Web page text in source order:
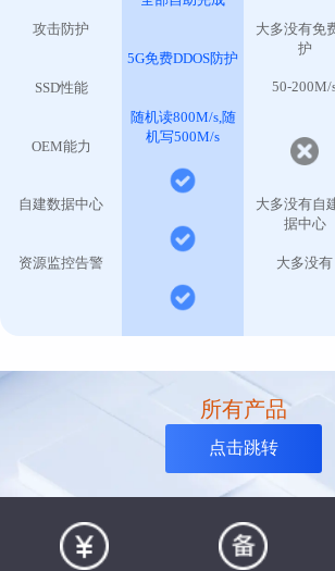
攻击防护
SSD性能
OEM能力
自建数据中心
资源监控告警
5G免费DDOS防护
随机读800M/s,随
机写500M/s
大多没有免
护
50-200M/
大多没有自
据中心
大多没有
所有产品
点击跳转